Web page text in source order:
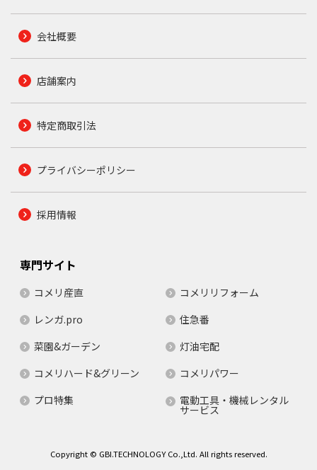
会社概要
店舗案内
特定商取引法
プライバシーポリシー
採用情報
専門サイト
コメリ産直
コメリリフォーム
レンガ.pro
住急番
菜園&ガーデン
灯油宅配
コメリハード&グリーン
コメリパワー
プロ特集
電動工具・機械レンタル
サービス
Copyright © GBI.TECHNOLOGY Co.,Ltd. All rights reserved.